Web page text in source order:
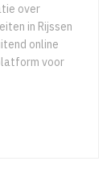
over
in Rijssen
online
voor